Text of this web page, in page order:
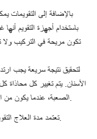
بالإضافة إلى التقويمات
باستخدام أجهزة التقويم
تكون مريحة في التركيب ولا
الأسنان. يتم تغيير كل محاذاة
الصعبة، عندما يكون من المستحيل العلاج بدون تقويم الأسنان، يوصى بالطريقة المشتركة.
تعتمد مدة العلاج التقويمي على شدة الحالة، حيث تبدأ من 6 أشهر وتستمر حتى سنتين.